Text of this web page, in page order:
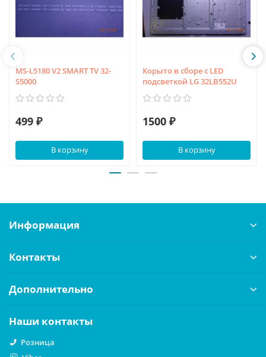
MS-L5180 V2 SMART TV 32-
S5000
499 ₽
В корзину
Корыто в сборе с LED
подсветкой LG 32LB552U
1500 ₽
В корзину
Информация
Контакты
Дополнительно
Наши контакты
Розница